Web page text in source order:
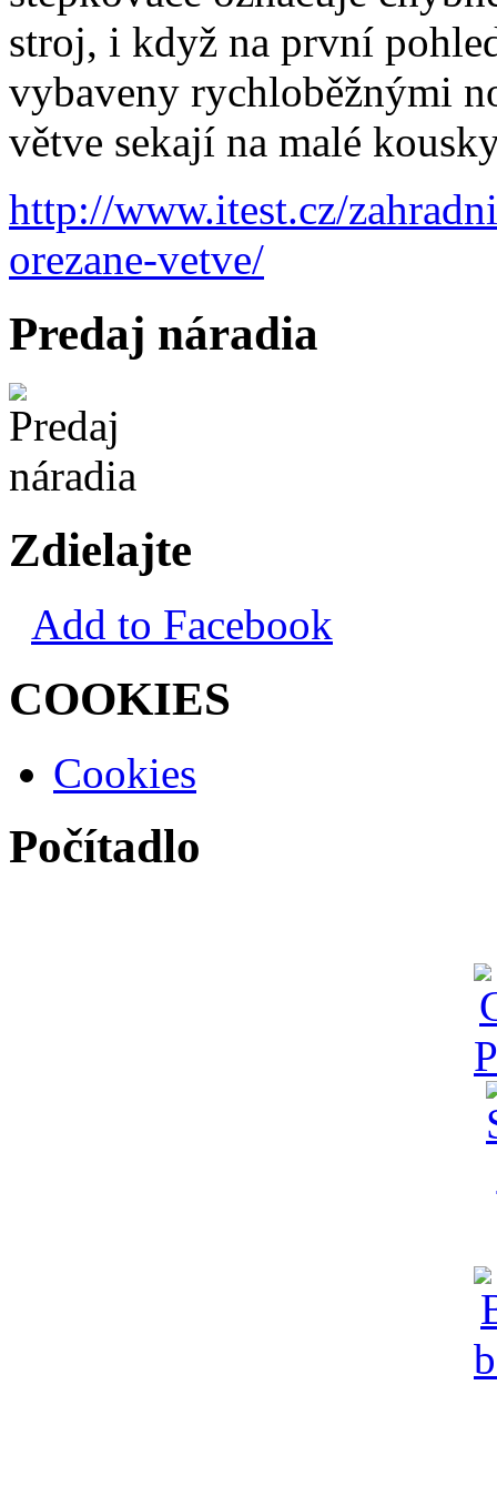
stroj, i když na první
vybaveny rychloběžnými
větve sekají na malé
http://www.itest.cz/
orezane-vetve/
Predaj náradia
Zdielajte
Add to Facebook
COOKIES
Cookies
Počítadlo